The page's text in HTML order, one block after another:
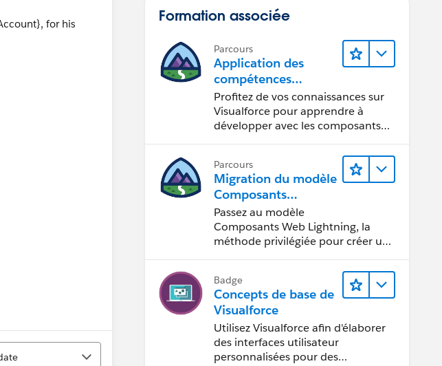
for his
Formation associée
Parcours
Application des
compétences
Visualforce aux
composants
Lightning
Profitez de vos connaissances sur
Visualforce pour apprendre à
développer avec les composants
Parcours
Migration du modèle
Composants
Visualforce vers le
modèle
Composants Web
Lightning
Passez au modèle
Composants Web Lightning, la
méthode privilégiée pour créer une
Badge
Concepts de base de
Visualforce
Utilisez Visualforce afin d'élaborer
des interfaces utilisateur
personnalisées pour des